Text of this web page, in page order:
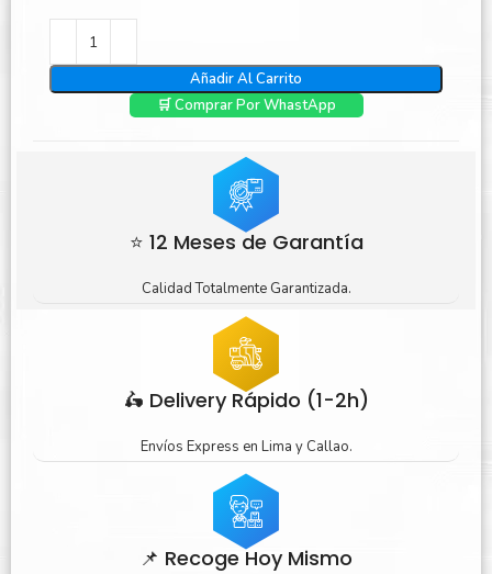
Añadir Al Carrito
🛒 Comprar Por WhastApp
⭐ 12 Meses de Garantía
Calidad Totalmente Garantizada.
🛵 Delivery Rápido (1-2h)
Envíos Express en Lima y Callao.
📌 Recoge Hoy Mismo